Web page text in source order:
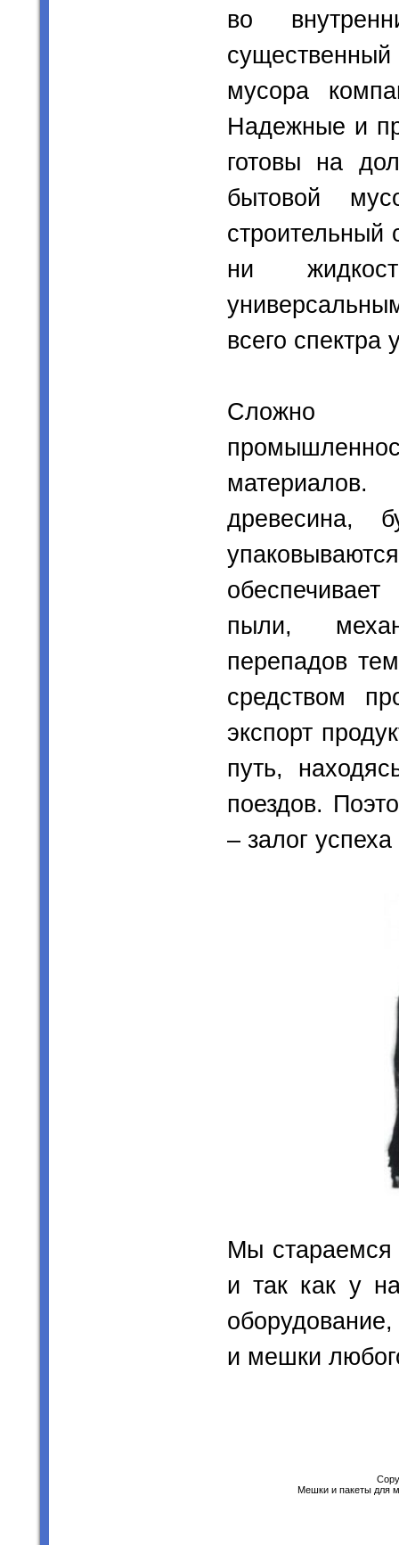
во
мусора
Надежные и
готовы на
бытовой
строительный
ни
всего спектра
Сложно
древесина,
пыли,
перепадов
средством
экспорт
путь,
поездов.
– залог
Мы стараемся
и так как у
и мешки
Мешки и пакеты для